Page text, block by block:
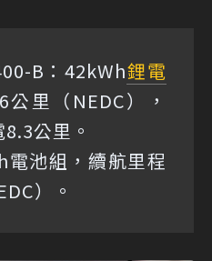
B：42kWh鋰電
公里（NEDC），
公里。
電池組，續航里程
）。